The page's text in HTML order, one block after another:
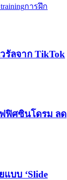
การฝึก
รัลจาก TikTok
ฟิศซินโดรม ลด
บบ ‘Slide